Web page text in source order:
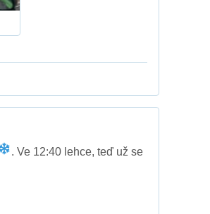
. Ve 12:40 lehce, teď už se